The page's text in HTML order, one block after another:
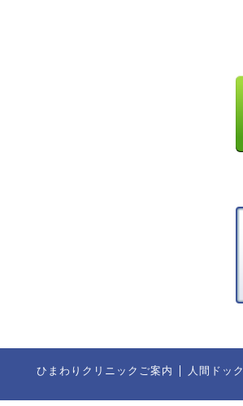
ひまわりクリニックご案内 人間ドック